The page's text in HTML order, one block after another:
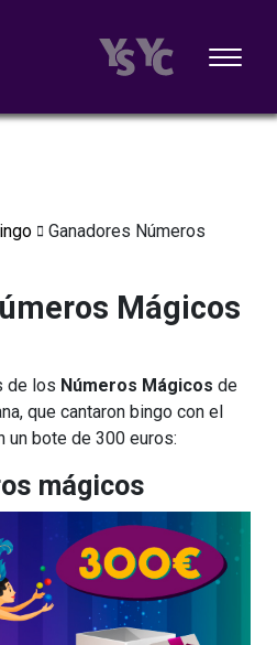
Ganadores Números
Mágicos
de los Números Mágicos de
que cantaron bingo con el
un bote de 300 euros:
mágicos